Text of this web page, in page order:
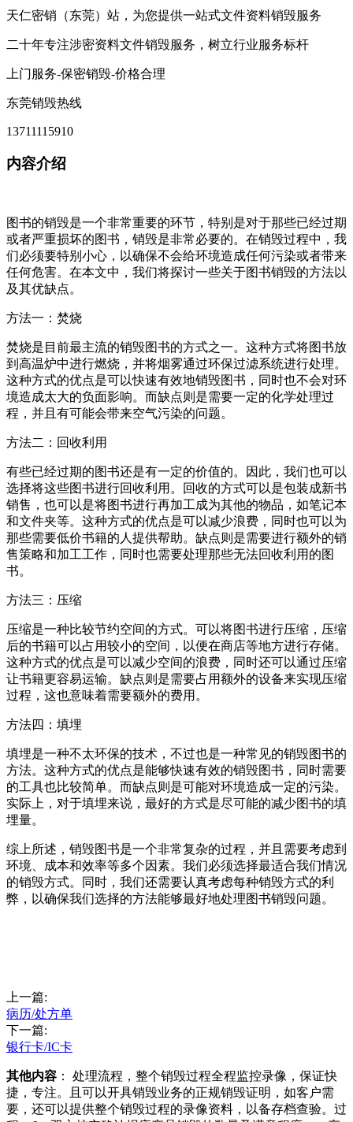
天仁密销（东莞）站，为您提供一站式文件资料销毁服务
二十年专注涉密资料文件销毁服务，树立行业服务标杆
上门服务-保密销毁-价格合理
东莞销毁热线
13711115910
内容介绍
图书的销毁是一个非常重要的环节，特别是对于那些已经过期
或者严重损坏的图书，销毁是非常必要的。在销毁过程中，我
们必须要特别小心，以确保不会给环境造成任何污染或者带来
任何危害。在本文中，我们将探讨一些关于图书销毁的方法以
及其优缺点。
方法一：焚烧
焚烧是目前最主流的销毁图书的方式之一。这种方式将图书放
到高温炉中进行燃烧，并将烟雾通过环保过滤系统进行处理。
这种方式的优点是可以快速有效地销毁图书，同时也不会对环
境造成太大的负面影响。而缺点则是需要一定的化学处理过
程，并且有可能会带来空气污染的问题。
方法二：回收利用
有些已经过期的图书还是有一定的价值的。因此，我们也可以
选择将这些图书进行回收利用。回收的方式可以是包装成新书
销售，也可以是将图书进行再加工成为其他的物品，如笔记本
和文件夹等。这种方式的优点是可以减少浪费，同时也可以为
那些需要低价书籍的人提供帮助。缺点则是需要进行额外的销
售策略和加工工作，同时也需要处理那些无法回收利用的图
书。
方法三：压缩
压缩是一种比较节约空间的方式。可以将图书进行压缩，压缩
后的书籍可以占用较小的空间，以便在商店等地方进行存储。
这种方式的优点是可以减少空间的浪费，同时还可以通过压缩
让书籍更容易运输。缺点则是需要占用额外的设备来实现压缩
过程，这也意味着需要额外的费用。
方法四：填埋
填埋是一种不太环保的技术，不过也是一种常见的销毁图书的
方法。这种方式的优点是能够快速有效的销毁图书，同时需要
的工具也比较简单。而缺点则是可能对环境造成一定的污染。
实际上，对于填埋来说，最好的方式是尽可能的减少图书的填
埋量。
综上所述，销毁图书是一个非常复杂的过程，并且需要考虑到
环境、成本和效率等多个因素。我们必须选择最适合我们情况
的销毁方式。同时，我们还需要认真考虑每种销毁方式的利
弊，以确保我们选择的方法能够最好地处理图书销毁问题。
上一篇:
病历/处方单
下一篇:
银行卡/IC卡
其他内容 ： 处理流程，整个销毁过程全程监控录像，保证快
捷，专注。且可以开具销毁业务的正规销毁证明，如客户需
要，还可以提供整个销毁过程的录像资料，以备存档查验。过